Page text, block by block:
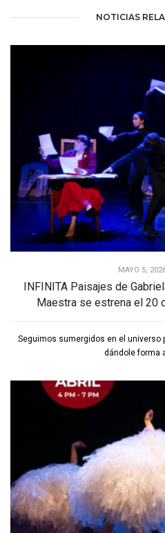
NOTICIAS
MAYO 5,
INFINITA Paisajes de
Maestra se estrena el 20
Seguimos sumergidos en el universo
dándole forma